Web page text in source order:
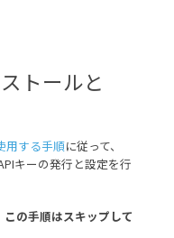
トールと
用する手順に従って、
キーの発行と設定を行
の手順はスキップして